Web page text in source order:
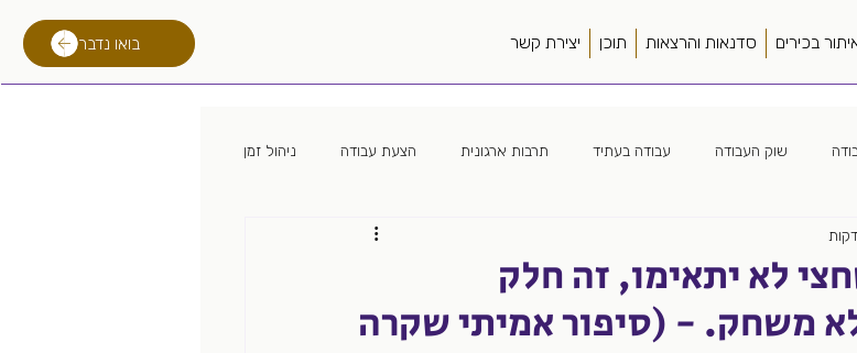
בואו נדבר בכירים סדנאות והרצאות תוכן יצירת קשר
שוק העבודה עבודה בעתיד תרבות ארגונית הצעת עבודה ניהול זמן
מועמד מיתון
מואצת פער תרבות קורות חיים שונות רילוקיישן טכנולוגית גיוס
לא יתאימו, זה חלק
משחק. - (סיפור אמיתי שקרה